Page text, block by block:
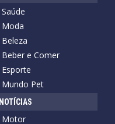
Saúde
Moda
Beleza
Beber e Comer
Esporte
Mundo Pet
NOTÍCIAS
Motor